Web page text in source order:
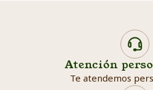
Atención
Te atendemos